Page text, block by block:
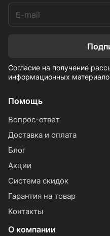
Согласие на получение
информационных
Помощь
Вопрос-ответ
Доставка и оплата
Блог
Акции
Система скидок
Гарантия на товар
Контакты
О компании